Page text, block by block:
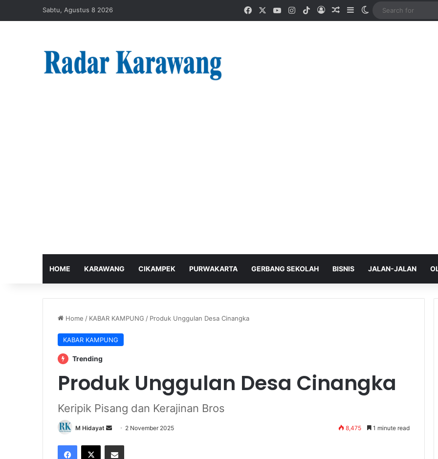
Sabtu, Agustus 8 2026 FacebookYouTubeInstagram
TikTokLog InRandom Article
SidebarSwitch skin
HOME KARAWANG CIKAMPEK PURWAKARTA GERBANG SEKOLAH BISNIS JALAN-JALAN
Home / KABAR KAMPUNG / ‎Produk Unggulan Desa Cinangka
KABAR KAMPUNG
Trending
‎Produk Unggulan Desa Cinangka
‎Keripik Pisang dan Kerajinan Bros
M Hidayat
Send
email
2 November 2025 8,475 1 minute read
Facebook
X Share via Email